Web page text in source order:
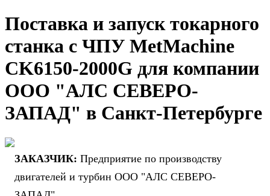
Поставка и запуск токарного
станка с ЧПУ MetMachine
CK6150-2000G для компании
ООО "АЛС СЕВЕРО-
ЗАПАД" в Санкт-Петербурге
ЗАКАЗЧИК: Предприятие по производству
двигателей и турбин ООО "АЛС СЕВЕРО-